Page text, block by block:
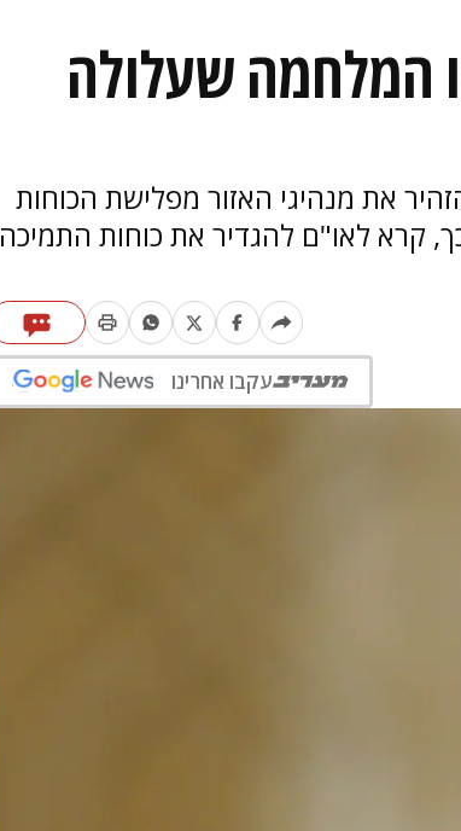
המלחמה שעלולה
את מנהיגי האזור מפלישת הכוחות
קרא לאו"ם להגדיר את כוחות התמיכה
עקבו אחרינו